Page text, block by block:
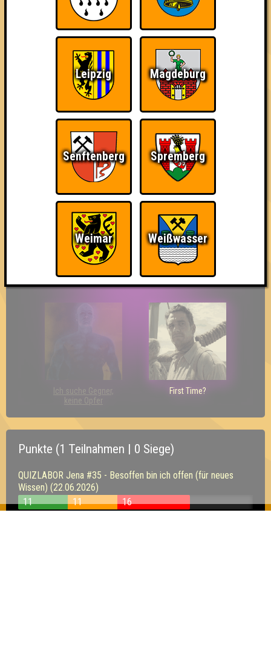
Teil der Oberschicht Knapp daneben!
So kurz vorm Sieg! Wir sind ERSTER?!
Ich suche Gegner,
keine Opfer
First Time?
Punkte (1 Teilnahmen | 0 Siege)
QUIZLABOR Jena #35 - Besoffen bin ich offen (für neues
Wissen) (22.06.2026)
11
11 16
Leipzig Magdeburg
Senftenberg Spremberg
Weimar Weißwasser